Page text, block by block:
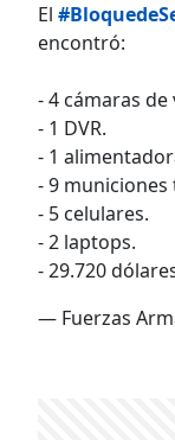
El
encontró:
- 4 cámaras
- 1 DVR.
- 1
- 9
- 5 celulares.
- 2 laptops.
- 29.720
— Fuerzas